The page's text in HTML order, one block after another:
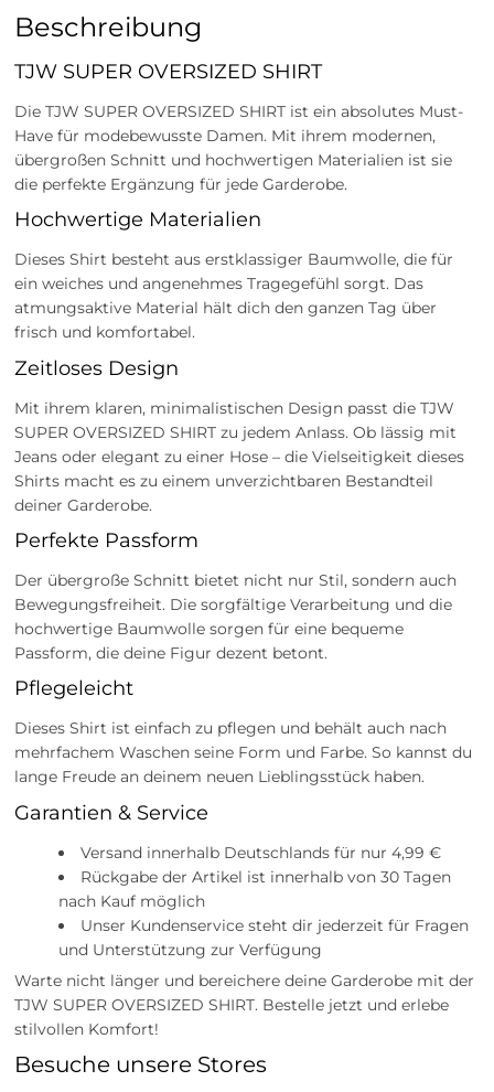
Beschreibung
TJW SUPER OVERSIZED SHIRT
Die TJW SUPER OVERSIZED SHIRT ist ein absolutes Must-
Have für modebewusste Damen. Mit ihrem modernen,
übergroßen Schnitt und hochwertigen Materialien ist sie
die perfekte Ergänzung für jede Garderobe.
Hochwertige Materialien
Dieses Shirt besteht aus erstklassiger Baumwolle, die für
ein weiches und angenehmes Tragegefühl sorgt. Das
atmungsaktive Material hält dich den ganzen Tag über
frisch und komfortabel.
Zeitloses Design
Mit ihrem klaren, minimalistischen Design passt die TJW
SUPER OVERSIZED SHIRT zu jedem Anlass. Ob lässig mit
Jeans oder elegant zu einer Hose – die Vielseitigkeit dieses
Shirts macht es zu einem unverzichtbaren Bestandteil
deiner Garderobe.
Perfekte Passform
Der übergroße Schnitt bietet nicht nur Stil, sondern auch
Bewegungsfreiheit. Die sorgfältige Verarbeitung und die
hochwertige Baumwolle sorgen für eine bequeme
Passform, die deine Figur dezent betont.
Pflegeleicht
Dieses Shirt ist einfach zu pflegen und behält auch nach
mehrfachem Waschen seine Form und Farbe. So kannst du
lange Freude an deinem neuen Lieblingsstück haben.
Garantien & Service
Versand innerhalb Deutschlands für nur 4,99 €
Rückgabe der Artikel ist innerhalb von 30 Tagen
nach Kauf möglich
Unser Kundenservice steht dir jederzeit für Fragen
und Unterstützung zur Verfügung
Warte nicht länger und bereichere deine Garderobe mit der
TJW SUPER OVERSIZED SHIRT. Bestelle jetzt und erlebe
stilvollen Komfort!
Besuche unsere Stores